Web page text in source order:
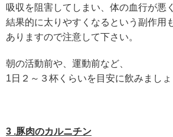
吸収を阻害してしまい、体の血行が悪
結果的に太りやすくなるという副作用
ありますので注意して下さい。
朝の活動前や、運動前など、
1日２～３杯くらいを目安に飲みましょ
3 .豚肉のカルニチン